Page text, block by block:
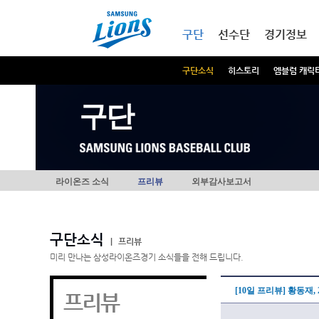
구단
구단소식 히스토리 엠블럼 캐릭
선수단 경기정보
구단
라이온즈 소식 프리뷰 외부감사보고서
구단소식
프리뷰
미리 만나는 삼성라이온즈경기 소식들을 전해 드립니다.
프리뷰 [10일 프리뷰] 황동재,